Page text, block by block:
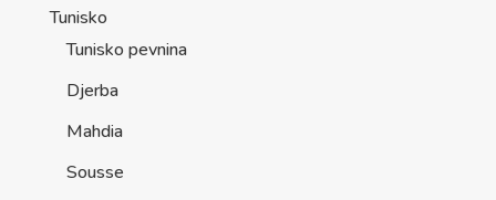
Tunisko
Tunisko pevnina
Djerba
Mahdia
Sousse